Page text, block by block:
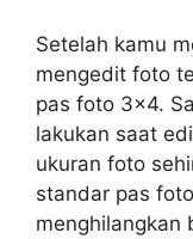
Setelah kamu
mengedit foto
pas foto 3×4.
lakukan saat
ukuran foto
standar pas
menghilangkan